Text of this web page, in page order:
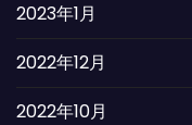
2023年1月
2022年12月
2022年10月